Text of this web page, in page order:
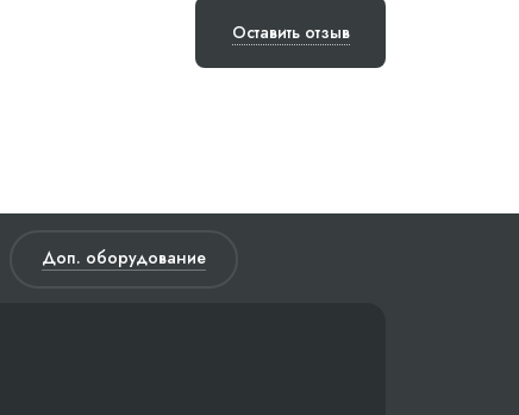
Оставить отзыв
Доп. оборудование